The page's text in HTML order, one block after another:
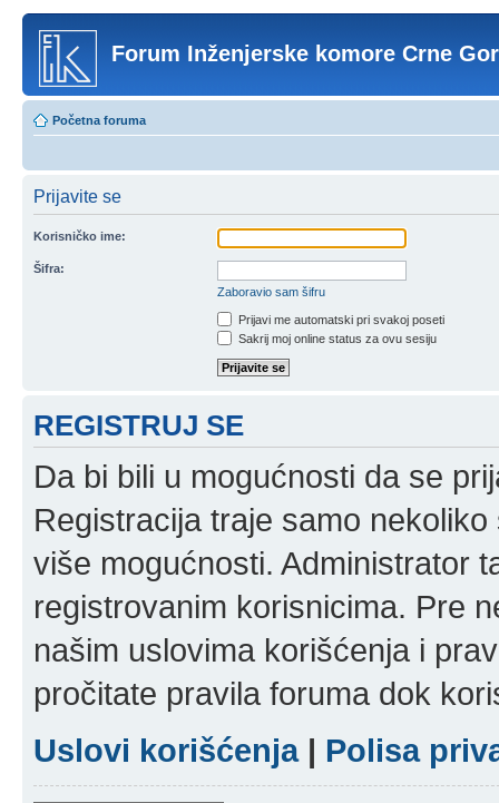
Forum Inženjerske komore Crne
Početna foruma
Prijavite se
Korisničko ime:
Šifra:
Zaboravio sam šifru
Prijavi me automatski pri svakoj poseti
Sakrij moj online status za ovu sesiju
REGISTRUJ SE
Da bi bili u mogućnosti da se
Registracija traje samo
više mogućnosti. Administrator
registrovanim korisnicima. Pre
našim uslovima korišćenja i
pročitate pravila foruma dok
Uslovi korišćenja| Polisa